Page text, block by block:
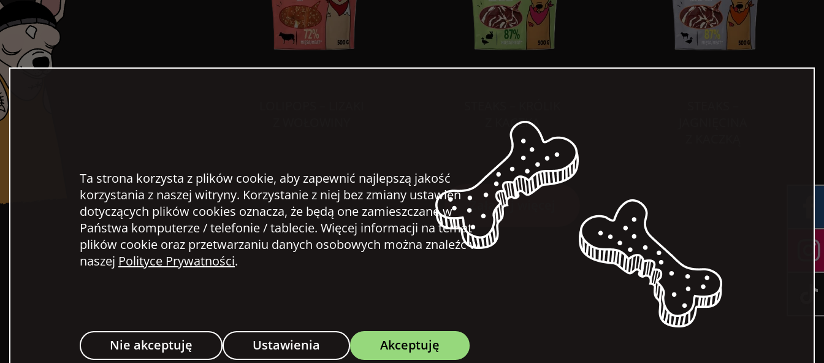
Z KACZKĄ
Załaduj więcej
Ta strona korzysta z plików cookie, aby zapewnić najlepszą jakość
korzystania z naszej witryny. Korzystanie z niej bez zmiany ustawień
dotyczących plików cookies oznacza, że będą one zamieszczane w
Państwa komputerze / telefonie / tablecie. Więcej informacji na temat
plików cookie oraz przetwarzaniu danych osobowych można znaleźć w
naszej Polityce Prywatności.
Akceptuję
Nie akceptuję Ustawienia